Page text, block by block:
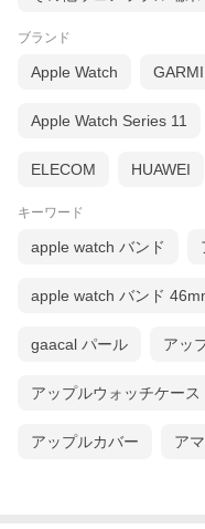
ブランド
Apple Watch
Apple Watch Series 11
ELECOM HUAWEI
キーワード
apple watch バンド
apple watch バンド
gaacal パール アッ
アップルウォッチケース
アップルカバー ア